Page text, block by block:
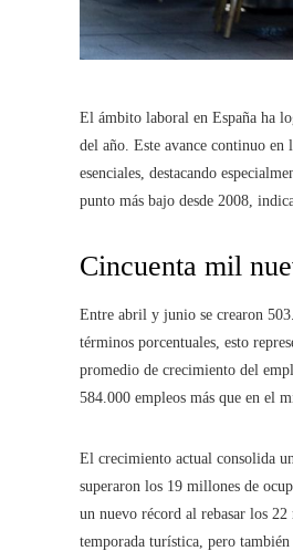
El ámbito laboral en España ha
del año. Este avance continuo en
esenciales, destacando
punto más bajo desde 2008,
Cincuenta mil
Entre abril y junio se crearon
términos porcentuales, esto
promedio de crecimiento del
584.000 empleos más que en el
El crecimiento actual consolida
superaron los 19 millones de
un nuevo récord al rebasar los
temporada turística, pero